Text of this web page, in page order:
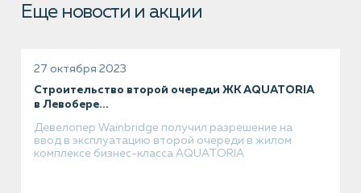
Еще новости и акции
27 октября 2023
Строительство второй очереди ЖК AQUATORIA
в Левобере...
Девелопер Wainbridge получил разрешение на
ввод в эксплуатацию второй очереди в жилом
комплексе бизнес-класса AQUATORIA